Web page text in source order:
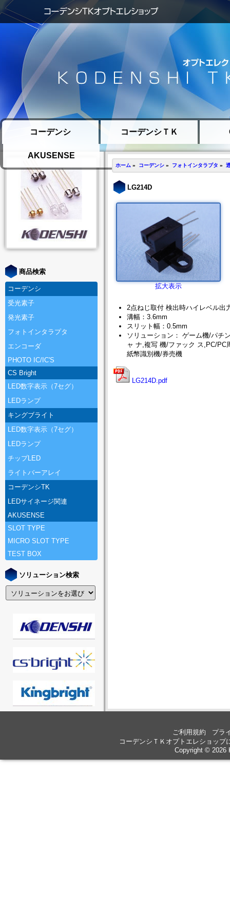
コーデンシ コーデンシＴＫ
AKUSENSE
商品検索
コーデンシ
受光素子
発光素子
フォトインタラプタ
エンコーダ
PHOTO IC/IC'S
CS Bright
LED数字表示（7セグ）
LEDランプ
キングブライト
LED数字表示（7セグ）
LEDランプ
チップLED
ライトバーアレイ
コーデンシTK
LEDサイネージ関連
AKUSENSE
SLOT TYPE
MICRO SLOT TYPE
TEST BOX
ソリューション検索
ホーム » コーデンシ » フォトインタラプタ »
LG214D
拡大表示
2点ねじ取付 検出時ハイレベル出
溝幅：3.6mm
スリット幅：0.5mm
ソリューション： ゲーム機/パチ
ャ ナ,複写 機/ファック ス,PC/
紙幣識別機/券売機
LG214D.pdf
ご利用規約
プラ
コーデンシＴＫオプトエレショップ
Copyright © 2026